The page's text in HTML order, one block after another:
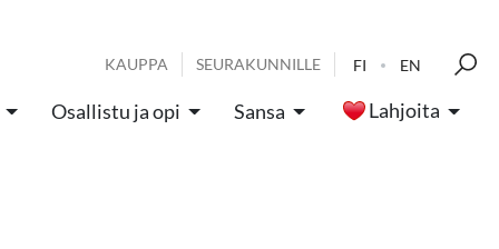
KAUPPA SEURAKUNNILLE FI EN
Osallistu ja opi Sansa Lahjoita